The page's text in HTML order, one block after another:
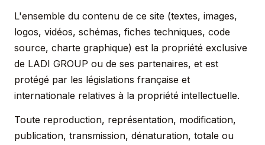
L'ensemble du contenu de ce site (textes, images,
logos, vidéos, schémas, fiches techniques, code
source, charte graphique) est la propriété exclusive
de LADI GROUP ou de ses partenaires, et est
protégé par les législations française et
internationale relatives à la propriété intellectuelle.
Toute reproduction, représentation, modification,
publication, transmission, dénaturation, totale ou